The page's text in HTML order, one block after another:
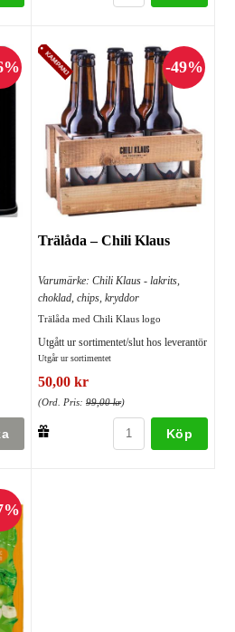
Trälåda – Chili Klaus
Varumärke: Chili Klaus - lakrits,
choklad, chips, kryddor
Trälåda med Chili Klaus logo
Utgått ur sortimentet/slut hos leverantör
Utgår ur sortimentet
50,00 kr
(Ord. Pris: 99,00 kr)
Köp